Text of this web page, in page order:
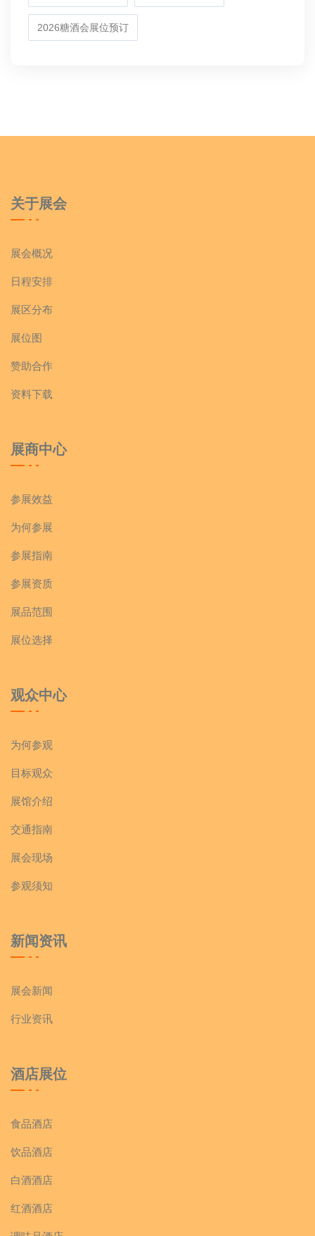
2026糖酒会展位预订
关于展会
展会概况
日程安排
展区分布
展位图
赞助合作
资料下载
展商中心
参展效益
为何参展
参展指南
参展资质
展品范围
展位选择
观众中心
为何参观
目标观众
展馆介绍
交通指南
展会现场
参观须知
新闻资讯
展会新闻
行业资讯
酒店展位
食品酒店
饮品酒店
白酒酒店
红酒酒店